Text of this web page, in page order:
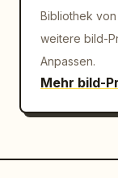
Bibliothek
weitere bild-
Anpassen.
Mehr bild-